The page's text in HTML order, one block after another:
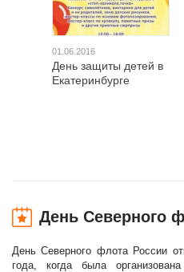
01.06.2016
День защиты детей в
Екатеринбурге
День Северного
День Северного флота России
года, когда была